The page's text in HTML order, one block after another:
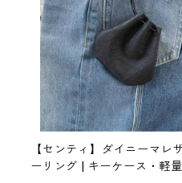
【センティ】ダイニーマレ
ーリング | キーケース・軽